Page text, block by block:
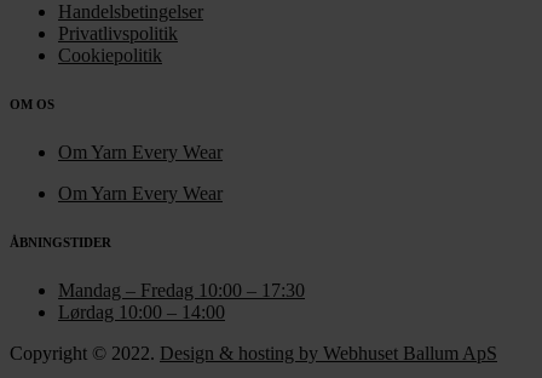
Handelsbetingelser
Privatlivspolitik
Cookiepolitik
OM OS
Om Yarn Every Wear
Om Yarn Every Wear
ÅBNINGSTIDER
Mandag – Fredag 10:00 – 17:30
Lørdag 10:00 – 14:00
Copyright © 2022. Design & hosting by Webhuset Ballum ApS